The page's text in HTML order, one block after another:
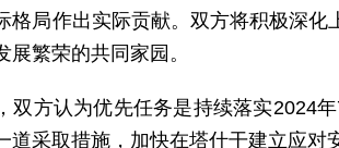
格局作出实际贡献。双方将积极深
展繁荣的共同家园。
双方认为优先任务是持续落实2024
道采取措施，加快在塔什干建立应